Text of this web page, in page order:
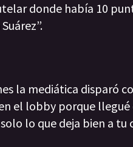
donde había 10
la mediática disparó
el lobby porque llegué
lo que deja bien a tu